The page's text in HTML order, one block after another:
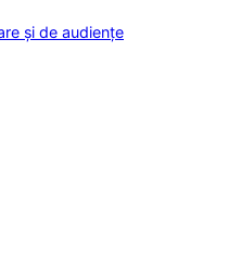
și de audiențe